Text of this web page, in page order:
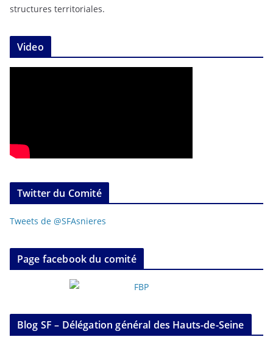
structures territoriales.
Video
Twitter du Comité
Tweets de @SFAsnieres
Page facebook du comité
Blog SF – Délégation général des Hauts-de-Seine